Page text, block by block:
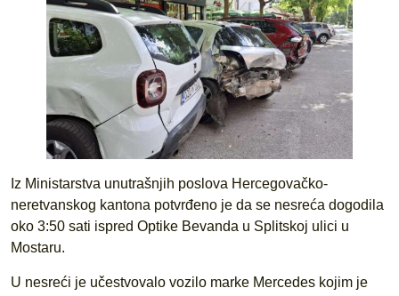
Iz Ministarstva unutrašnjih poslova Hercegovačko-
neretvanskog kantona potvrđeno je da se nesreća dogodila
oko 3:50 sati ispred Optike Bevanda u Splitskoj ulici u
Mostaru.
U nesreći je učestvovalo vozilo marke Mercedes kojim je